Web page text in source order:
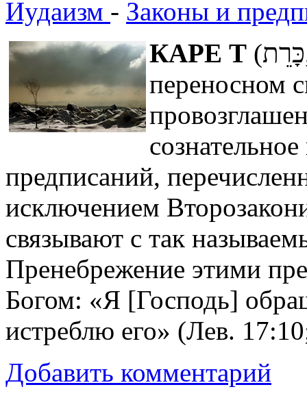
Иудаизм - Законы и
КАРЕ Т (כָּרֵת, буквально `срез`; в
переносном
предписаний,
исключением
связывают с так
Пренебрежение этими
Богом: «Я [Господь]
истреблю его» (Лев.
Добавить комментарий